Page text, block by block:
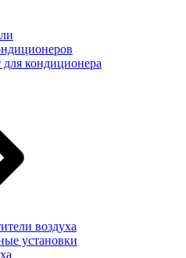
кондиционера
воздуха
установки